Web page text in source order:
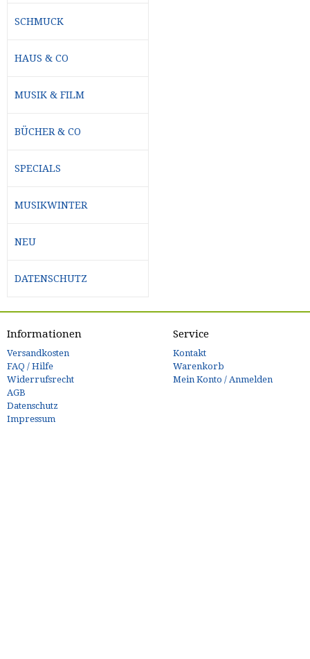
SCHMUCK
HAUS & CO
MUSIK & FILM
BÜCHER & CO
SPECIALS
MUSIKWINTER
NEU
DATENSCHUTZ
Informationen
Versandkosten
FAQ / Hilfe
Widerrufsrecht
AGB
Datenschutz
Impressum
Service
Kontakt
Warenkorb
Mein Konto / Anmelden